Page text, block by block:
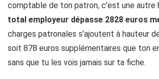
comptable de ton patron, c’est une autre
total employeur dépasse 2828 euros
charges patronales s’ajoutent à hauteur
soit 878 euros supplémentaires que ton
sans que tu les vois jamais sur ta fiche.